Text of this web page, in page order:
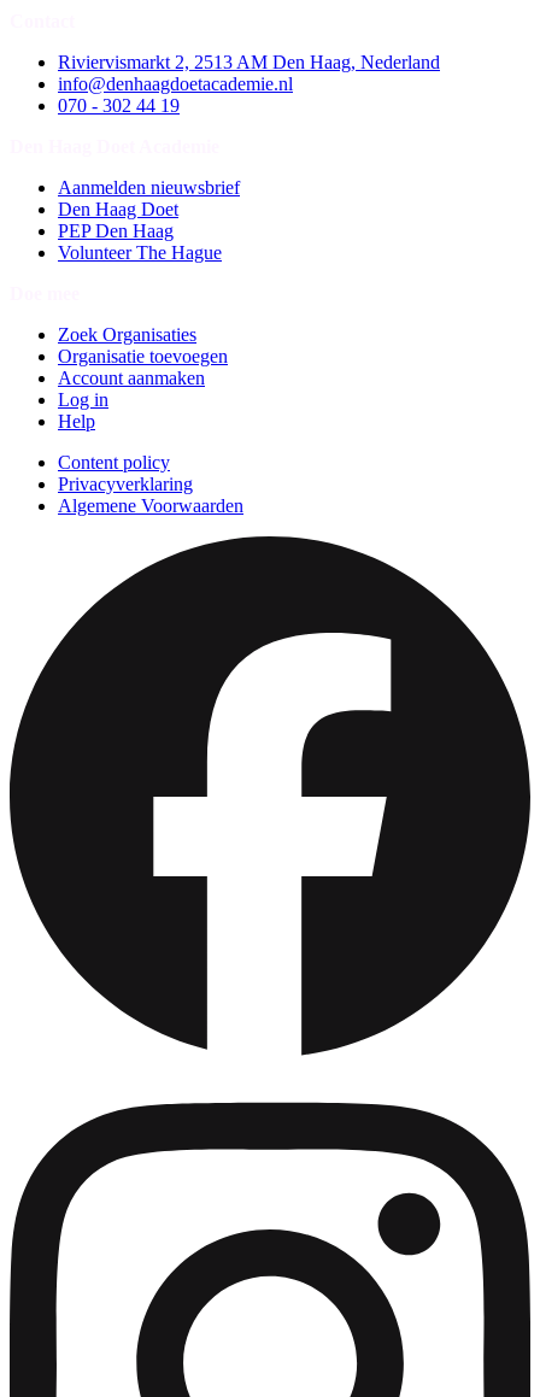
Riviervismarkt 2, 2513 AM Den Haag, Nederland
info@denhaagdoetacademie.nl
070 - 302 44 19
Aanmelden nieuwsbrief
Den Haag Doet
PEP Den Haag
Volunteer The Hague
Zoek Organisaties
Organisatie toevoegen
Account aanmaken
Log in
Help
Content policy
Privacyverklaring
Algemene Voorwaarden